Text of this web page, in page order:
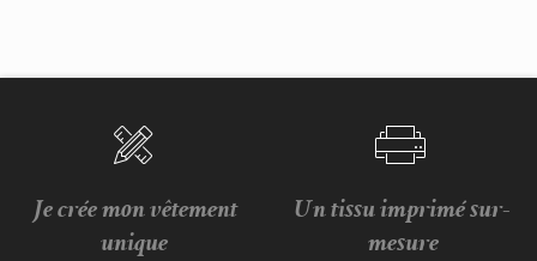
Je crée mon vêtement
unique
Un tissu imprimé sur-
mesure